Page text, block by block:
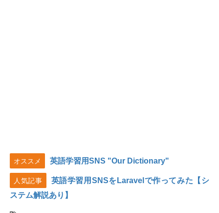
オススメ 英語学習用SNS "Our Dictionary"
人気記事
英語学習用SNSをLaravelで作ってみた【シ
ステム解説あり】